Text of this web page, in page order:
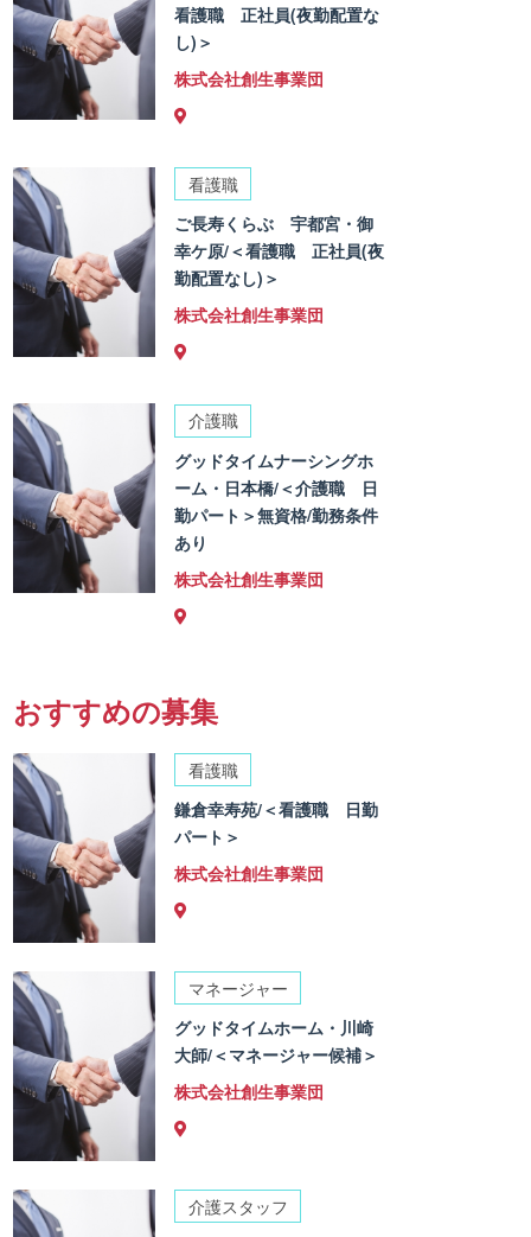
看護職 正社員(夜勤配置な
し)＞
株式会社創生事業団
看護職
ご長寿くらぶ 宇都宮・御
幸ケ原/＜看護職 正社員(夜
勤配置なし)＞
株式会社創生事業団
介護職
グッドタイムナーシングホ
ーム・日本橋/＜介護職 日
勤パート＞無資格/勤務条件
あり
株式会社創生事業団
おすすめの募集
看護職
鎌倉幸寿苑/＜看護職 日勤
パート＞
株式会社創生事業団
マネージャー
グッドタイムホーム・川崎
大師/＜マネージャー候補＞
株式会社創生事業団
介護スタッフ